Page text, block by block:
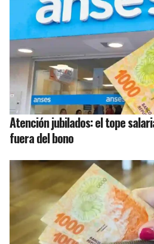
Atención jubilados: el tope
fuera del bono